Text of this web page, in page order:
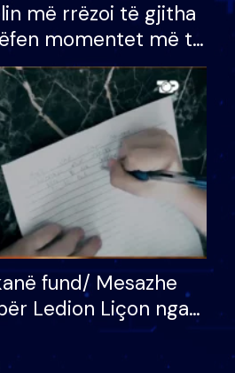
më rrëzoi të gjitha
momentet më të
e BB VIP: Do më
mëngjesit kur…
fund/ Mesazhe
Ledion Liçon nga
e tij, moderatori
lotët: Nuk meritoj…